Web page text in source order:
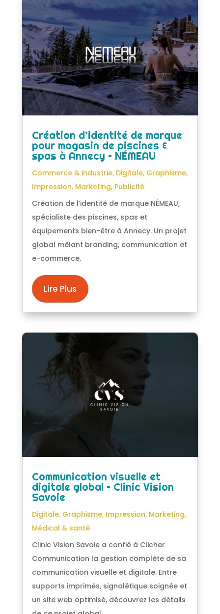
Création d’identité de marque
pour magasin de piscines &
spas à Annecy – NÉMEAU
Commerce & industrie, Digitale, Graphisme,
Impression, Marketing, Publicité
Création de l’identité de marque NÉMEAU,
spécialiste des piscines, spas et
équipements bien-être à Annecy. Un projet
global mêlant branding, communication et
e-commerce.
Lire Plus
Communication visuelle et
digitale global – Clinic Vision
Savoie
Digitale, Graphisme, Impression, Marketing,
Médical & santé
Clinic Vision Savoie a confié à Clicher
Communication la gestion complète de sa
communication visuelle et digitale. Entre
supports imprimés, signalétique soignée et
un site web optimisé, découvrez les détails